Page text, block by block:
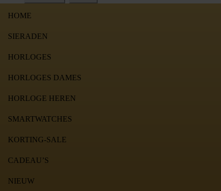
HOME
SIERADEN
HORLOGES
HORLOGES DAMES
HORLOGE HEREN
SMARTWATCHES
KORTING-SALE
CADEAU’S
NIEUW